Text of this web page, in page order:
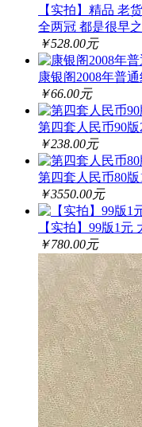
【实拍】精品 老
全两冠 都是很早
￥528.00元
康银阁2008年普
￥66.00元
第四套人民币90
￥238.00元
第四套人民币80
￥3550.00元
【实拍】99版1元
￥780.00元